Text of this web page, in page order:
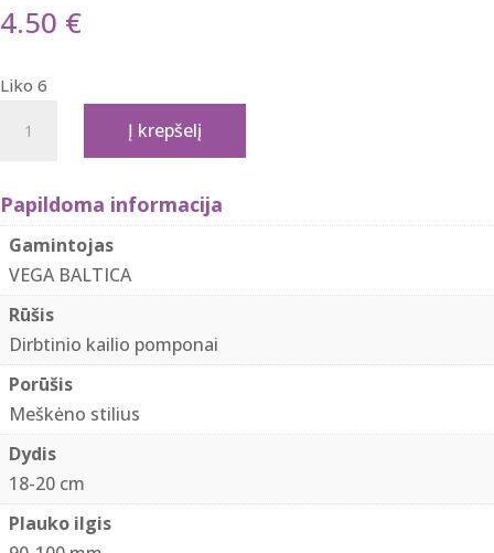
4.50 €
Liko 6
kiekis:
kailio
pomponas
"Black
hoarfrost"
Į krepšelį
Papildoma informacija
Gamintojas
VEGA BALTICA
Rūšis
Dirbtinio kailio pomponai
Porūšis
Meškėno stilius
Dydis
18-20 cm
Plauko ilgis